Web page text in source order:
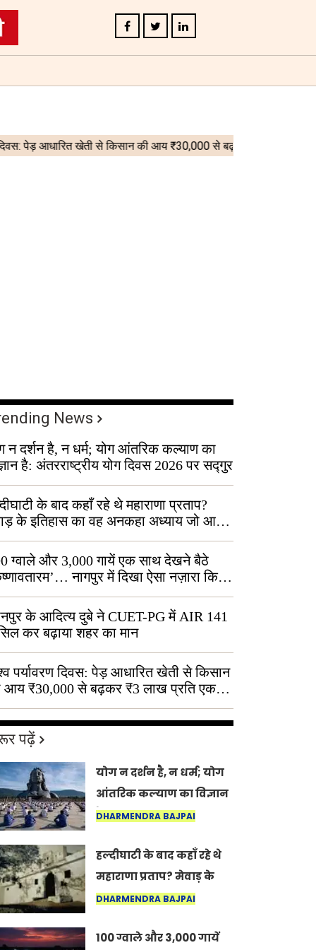
News
न दर्शन है, न धर्म; योग आंतरिक कल्याण का
है: अंतरराष्ट्रीय योग दिवस 2026 पर सद्गुर
के बाद कहाँ रहे थे महाराणा प्रताप?
के इतिहास का वह अनकहा अध्याय जो आज
में जीवित है
ग्वाले और 3,000 गायें एक साथ देखने बैठे
नागपुर में दिखा ऐसा नज़ारा कि
बोले, “ऐसा तो सिर्फ़ कृष्ण ही कर सकते हैं”
के आदित्य दुबे ने CUET-PG में AIR 141
कर बढ़ाया शहर का मान
पर्यावरण दिवस: पेड़ आधारित खेती से किसान
आय ₹30,000 से बढ़कर ₹3 लाख प्रति एकड़
पढ़ें
योग न दर्शन है, न धर्म; योग
आंतरिक कल्याण का विज्ञान
है: अंतरराष्ट्रीय योग दिवस
DHARMENDRA BAJPAI
हल्दीघाटी के बाद कहाँ रहे थे
महाराणा प्रताप? मेवाड़ के
इतिहास का वह अनकहा
में जीवित है
DHARMENDRA BAJPAI
100 ग्वाले और 3,000 गायें